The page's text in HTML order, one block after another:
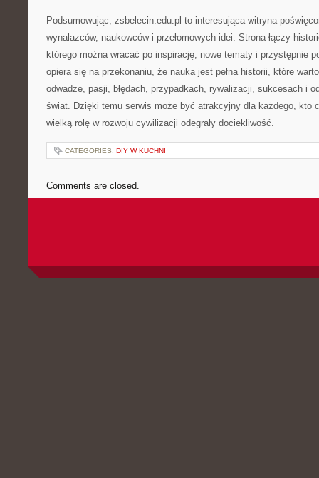
Podsumowując, zsbelecin.edu.pl to interesująca witryna
wynalazców, naukowców i przełomowych idei. Strona łączy
którego można wracać po inspirację, nowe tematy i przystępnie
opiera się na przekonaniu, że nauka jest pełna historii, które
odwadze, pasji, błędach, przypadkach, rywalizacji, sukcesach i
świat. Dzięki temu serwis może być atrakcyjny dla każdego, kto
wielką rolę w rozwoju cywilizacji odegrały dociekliwość.
CATEGORIES: DIY W KUCHNI
Comments are closed.